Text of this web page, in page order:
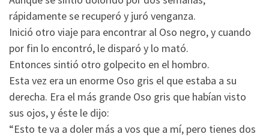
rápidamente se recuperó y juró venganza.
Inició otro viaje para encontrar al Oso negro, y cuando
por fin lo encontró, le disparó y lo mató.
Entonces sintió otro golpecito en el hombro.
Esta vez era un enorme Oso gris el que estaba a su
derecha. Era el más grande Oso gris que habían visto
sus ojos, y éste le dijo:
“Esto te va a doler más a vos que a mí, pero tienes dos